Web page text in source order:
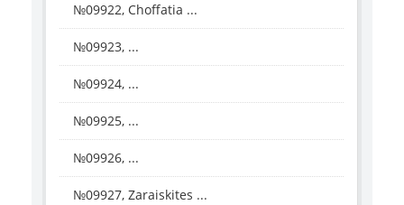
№09922, Choffatia ...
№09923, ...
№09924, ...
№09925, ...
№09926, ...
№09927, Zaraiskites ...